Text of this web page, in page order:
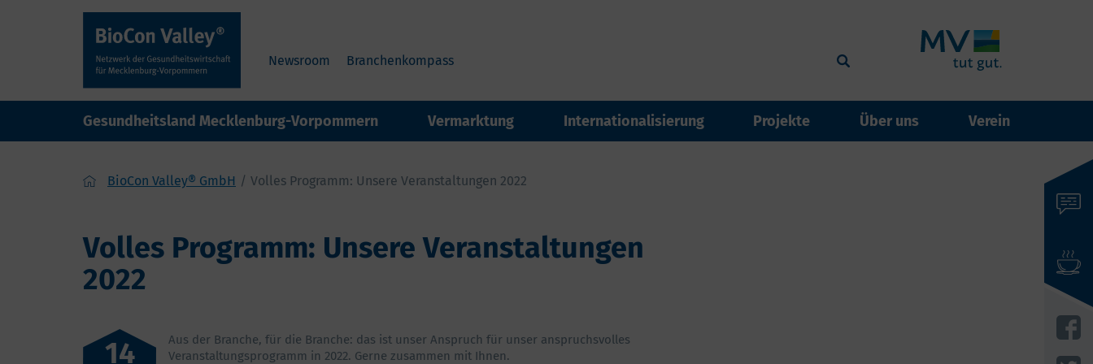
Newsroom Branchenkompass
Gesundheitsland Mecklenburg-Vorpommern Vermarktung Internationalisierung Projekte Über uns Verein
BioCon Valley® GmbH Volles Programm: Unsere Veranstaltungen 2022
Volles Programm: Unsere Veranstaltungen
2022
14
Aus der Branche, für die Branche: das ist unser Anspruch für unser anspruchsvolles
Veranstaltungsprogramm in 2022. Gerne zusammen mit Ihnen.